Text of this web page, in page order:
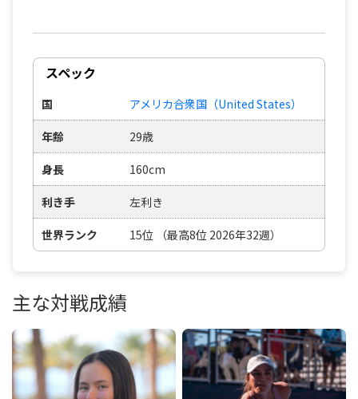
スペック
国 アメリカ合衆国（United States）
年齢 29歳
身長 160cm
利き手 左利き
世界ランク 15位 （最高8位 2026年32週）
主な対戦成績